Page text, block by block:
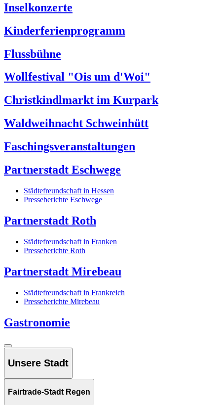
Inselkonzerte
Kinderferienprogramm
Flussbühne
Wollfestival "Ois um d'Woi"
Christkindlmarkt im Kurpark
Waldweihnacht Schweinhütt
Faschingsveranstaltungen
Partnerstadt Eschwege
Städtefreundschaft in Hessen
Presseberichte Eschwege
Partnerstadt Roth
Städtefreundschaft in Franken
Presseberichte Roth
Partnerstadt Mirebeau
Städtefreundschaft in Frankreich
Presseberichte Mirebeau
Gastronomie
Unsere Stadt
Fairtrade-Stadt Regen